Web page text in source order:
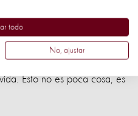
combate, tiene 4.000
diferentes. Los
complejas y
Esto no es poca cosa, es
todo
No, ajustar